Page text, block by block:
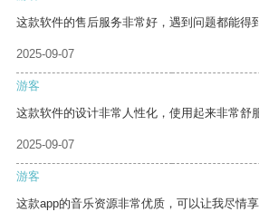
这款软件的售后服务非常好，遇到问题都能得
2025-09-07
游客
这款软件的设计非常人性化，使用起来非常舒
2025-09-07
游客
这款app的音乐资源非常优质，可以让我尽情享